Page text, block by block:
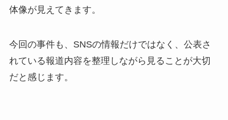
体像が見えてきます。
今回の事件も、SNSの情報だけではなく、公表さ
れている報道内容を整理しながら見ることが大切
だと感じます。